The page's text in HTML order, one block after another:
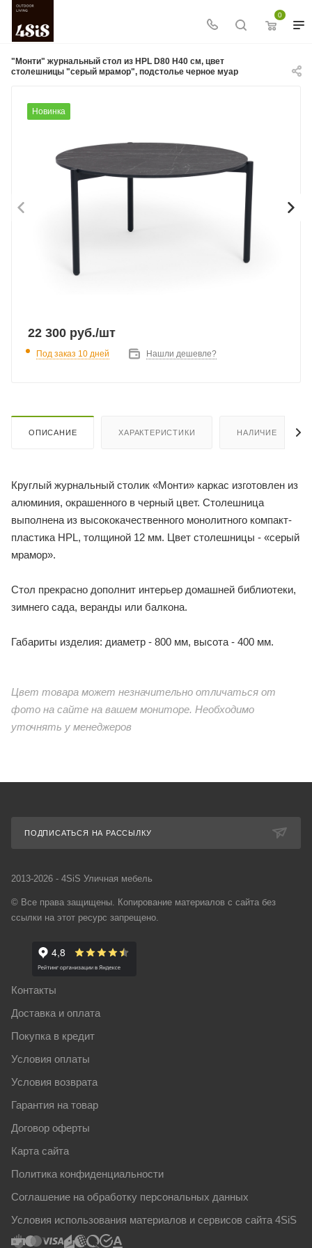
0
"Монти" журнальный стол из HPL D80 H40 см, цвет
столешницы "серый мрамор", подстолье черное муар
Новинка
22 300 руб./шт
Под заказ 10 дней Нашли дешевле?
ОПИСАНИЕ ХАРАКТЕРИСТИКИ НАЛИЧИЕ
Круглый журнальный столик «Монти» каркас изготовлен из
алюминия, окрашенного в черный цвет. Столешница
выполнена из высококачественного монолитного компакт-
пластика HPL, толщиной 12 мм. Цвет столешницы - «серый
мрамор».
Стол прекрасно дополнит интерьер домашней библиотеки,
зимнего сада, веранды или балкона.
Габариты изделия: диаметр - 800 мм, высота - 400 мм.
Цвет товара может незначительно отличаться от
фото на сайте на вашем мониторе. Необходимо
уточнять у менеджеров
ПОДПИСАТЬСЯ НА РАССЫЛКУ
2013-2026 - 4SiS Уличная мебель
© Все права защищены. Копирование материалов с сайта без
ссылки на этот ресурс запрещено.
Контакты
Доставка и оплата
Покупка в кредит
Условия оплаты
Условия возврата
Гарантия на товар
Договор оферты
Карта сайта
Политика конфиденциальности
Соглашение на обработку персональных данных
Условия использования материалов и сервисов сайта 4SiS